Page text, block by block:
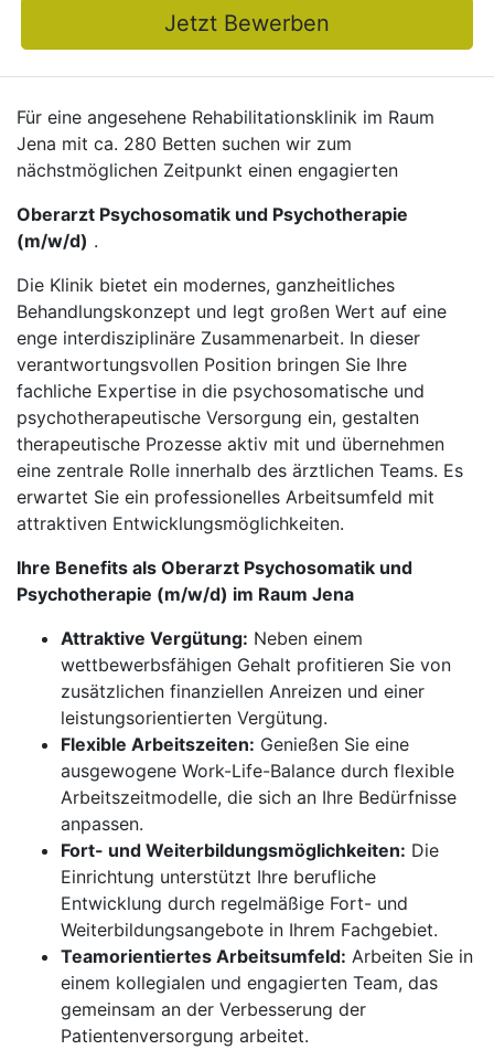
Jetzt Bewerben
Für eine angesehene Rehabilitationsklinik im Raum
Jena mit ca. 280 Betten suchen wir zum
nächstmöglichen Zeitpunkt einen engagierten
Oberarzt Psychosomatik und Psychotherapie
(m/w/d) .
Die Klinik bietet ein modernes, ganzheitliches
Behandlungskonzept und legt großen Wert auf eine
enge interdisziplinäre Zusammenarbeit. In dieser
verantwortungsvollen Position bringen Sie Ihre
fachliche Expertise in die psychosomatische und
psychotherapeutische Versorgung ein, gestalten
therapeutische Prozesse aktiv mit und übernehmen
eine zentrale Rolle innerhalb des ärztlichen Teams. Es
erwartet Sie ein professionelles Arbeitsumfeld mit
attraktiven Entwicklungsmöglichkeiten.
Ihre Benefits als Oberarzt Psychosomatik und
Psychotherapie (m/w/d) im Raum Jena
Attraktive Vergütung: Neben einem
wettbewerbsfähigen Gehalt profitieren Sie von
zusätzlichen finanziellen Anreizen und einer
leistungsorientierten Vergütung.
Flexible Arbeitszeiten: Genießen Sie eine
ausgewogene Work-Life-Balance durch flexible
Arbeitszeitmodelle, die sich an Ihre Bedürfnisse
anpassen.
Fort- und Weiterbildungsmöglichkeiten: Die
Einrichtung unterstützt Ihre berufliche
Entwicklung durch regelmäßige Fort- und
Weiterbildungsangebote in Ihrem Fachgebiet.
Teamorientiertes Arbeitsumfeld: Arbeiten Sie in
einem kollegialen und engagierten Team, das
gemeinsam an der Verbesserung der
Patientenversorgung arbeitet.